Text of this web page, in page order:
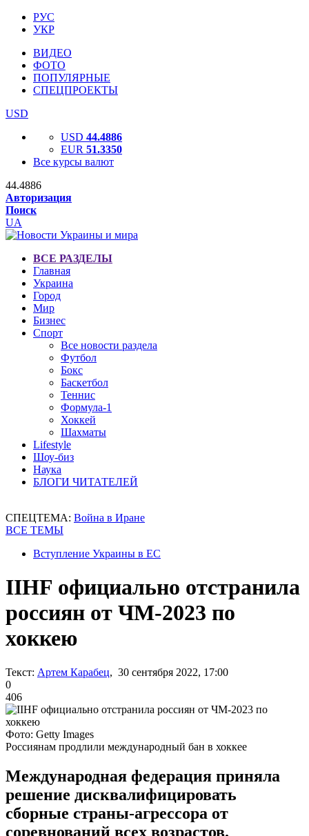
РУС
УКР
ВИДЕО
ФОТО
ПОПУЛЯРНЫЕ
СПЕЦПРОЕКТЫ
USD
USD 44.4886
EUR 51.3350
Все курсы валют
44.4886
Авторизация
Поиск
UA
ВСЕ РАЗДЕЛЫ
Главная
Украина
Город
Мир
Бизнес
Спорт
Все новости раздела
Футбол
Бокс
Баскетбол
Теннис
Формула-1
Хоккей
Шахматы
Lifestyle
Шоу-биз
Наука
БЛОГИ ЧИТАТЕЛЕЙ
СПЕЦТЕМА: Война в Иране
ВСЕ ТЕМЫ
Вступление Украины в ЕС
IIHF официально отстранила
россиян от ЧМ-2023 по
хоккею
Текст: Артем Карабец, 30 сентября 2022, 17:00
0
406
Фото: Getty Images
Россиянам продлили международный бан в хоккее
Международная федерация приняла
решение дисквалифицировать
сборные страны-агрессора от
соревнований всех возрастов.